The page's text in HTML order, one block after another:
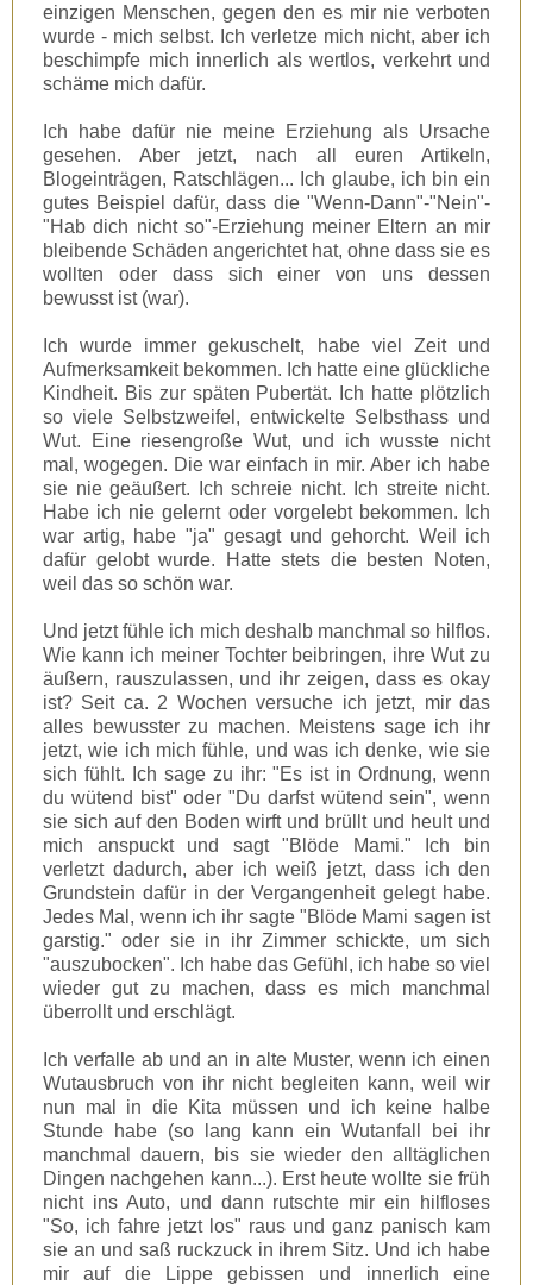
einzigen Menschen, gegen den es mir nie verboten
wurde - mich selbst. Ich verletze mich nicht, aber ich
beschimpfe mich innerlich als wertlos, verkehrt und
schäme mich dafür.
Ich habe dafür nie meine Erziehung als Ursache
gesehen. Aber jetzt, nach all euren Artikeln,
Blogeinträgen, Ratschlägen... Ich glaube, ich bin ein
gutes Beispiel dafür, dass die "Wenn-Dann"-"Nein"-
"Hab dich nicht so"-Erziehung meiner Eltern an mir
bleibende Schäden angerichtet hat, ohne dass sie es
wollten oder dass sich einer von uns dessen
bewusst ist (war).
Ich wurde immer gekuschelt, habe viel Zeit und
Aufmerksamkeit bekommen. Ich hatte eine glückliche
Kindheit. Bis zur späten Pubertät. Ich hatte plötzlich
so viele Selbstzweifel, entwickelte Selbsthass und
Wut. Eine riesengroße Wut, und ich wusste nicht
mal, wogegen. Die war einfach in mir. Aber ich habe
sie nie geäußert. Ich schreie nicht. Ich streite nicht.
Habe ich nie gelernt oder vorgelebt bekommen. Ich
war artig, habe "ja" gesagt und gehorcht. Weil ich
dafür gelobt wurde. Hatte stets die besten Noten,
weil das so schön war.
Und jetzt fühle ich mich deshalb manchmal so hilflos.
Wie kann ich meiner Tochter beibringen, ihre Wut zu
äußern, rauszulassen, und ihr zeigen, dass es okay
ist? Seit ca. 2 Wochen versuche ich jetzt, mir das
alles bewusster zu machen. Meistens sage ich ihr
jetzt, wie ich mich fühle, und was ich denke, wie sie
sich fühlt. Ich sage zu ihr: "Es ist in Ordnung, wenn
du wütend bist" oder "Du darfst wütend sein", wenn
sie sich auf den Boden wirft und brüllt und heult und
mich anspuckt und sagt "Blöde Mami." Ich bin
verletzt dadurch, aber ich weiß jetzt, dass ich den
Grundstein dafür in der Vergangenheit gelegt habe.
Jedes Mal, wenn ich ihr sagte "Blöde Mami sagen ist
garstig." oder sie in ihr Zimmer schickte, um sich
"auszubocken". Ich habe das Gefühl, ich habe so viel
wieder gut zu machen, dass es mich manchmal
überrollt und erschlägt.
Ich verfalle ab und an in alte Muster, wenn ich einen
Wutausbruch von ihr nicht begleiten kann, weil wir
nun mal in die Kita müssen und ich keine halbe
Stunde habe (so lang kann ein Wutanfall bei ihr
manchmal dauern, bis sie wieder den alltäglichen
Dingen nachgehen kann...). Erst heute wollte sie früh
nicht ins Auto, und dann rutschte mir ein hilfloses
"So, ich fahre jetzt los" raus und ganz panisch kam
sie an und saß ruckzuck in ihrem Sitz. Und ich habe
mir auf die Lippe gebissen und innerlich eine